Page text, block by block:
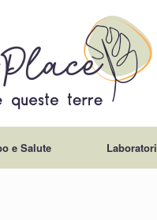
e Salute Laboratori